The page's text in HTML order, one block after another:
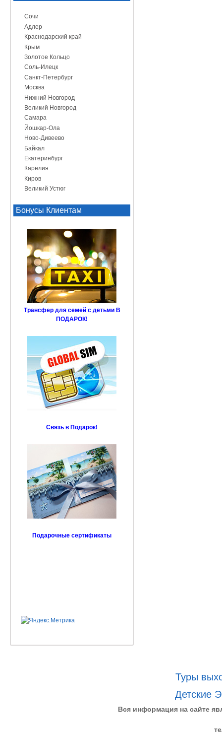
Сочи
Адлер
Краснодарский край
Крым
Золотое Кольцо
Соль-Илецк
Санкт-Петербург
Москва
Нижний Новгород
Великий Новгород
Самара
Йошкар-Ола
Ново-Дивеево
Байкал
Екатеринбург
Карелия
Киров
Великий Устюг
Бонусы Клиентам
Трансфер для семей с детьми В
ПОДАРОК!
Связь в Подарок!
Подарочные сертификаты
Туры
Детские
Вся информация на сайте